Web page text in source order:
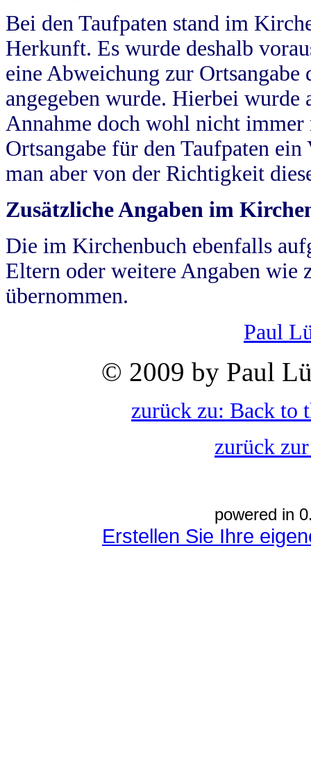
Bei den Taufpaten stand im
Herkunft. Es wurde deshalb
eine Abweichung zur
angegeben wurde. Hierbei wurde
Annahme doch wohl nicht
Ortsangabe für den Taufpaten
man aber von der Richtigkeit
Zusätzliche Angaben im
Die im Kirchenbuch ebenfalls
Eltern oder weitere Angaben wie
übernommen.
Paul
© 2009 by Paul
zurück zu: Back to
zurück
powered in
Erstellen Sie Ihre